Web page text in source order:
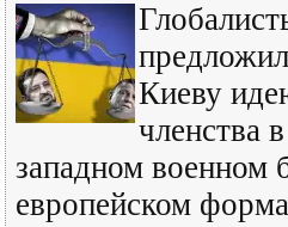
Киеву
членства в
западном военном
европейском